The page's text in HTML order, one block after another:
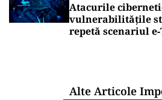
Atacurile
vulnerabilitățile
repetă scenariul
Alte Articole